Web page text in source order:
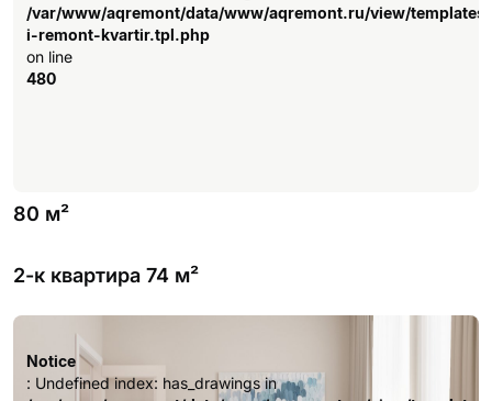
/var/www/aqremont/data/www/aqremont.ru/view/
i-remont-kvartir.tpl.php
on line
480
80 м²
: Undefined index: has_drawings in
/var/www/aqremont/data/www/aqremont.ru/view/
i-remont-kvartir.tpl.php
on line
2-к квартира 74 м²
Notice
: Undefined index: has_drawings in